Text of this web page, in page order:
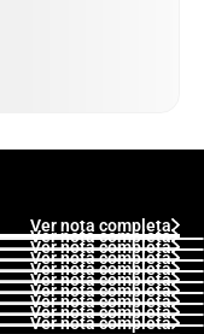
Ver nota completa
Ver nota completa
Ver nota completa
Ver nota completa
Ver nota completa
Ver nota completa
Ver nota completa
Ver nota completa
Ver nota completa
Ver nota completa